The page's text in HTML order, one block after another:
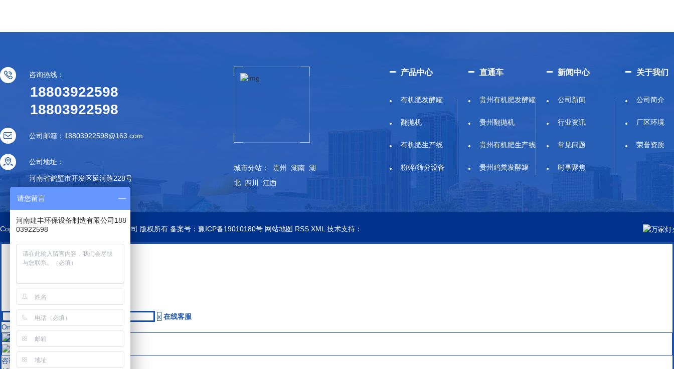
咨询热线：
18803922598
18803922598
公司邮箱：18803922598@163.com
公司地址：
河南省鹤壁市开发区延河路228号
城市分站 ： 贵州 湖南 湖
北 四川 江西
产品中心
有机肥发酵罐
翻抛机
有机肥生产线
粉碎/筛分设备
直通车
贵州有机肥发酵罐
贵州翻抛机
贵州有机肥生产线
贵州鸡粪发酵罐
新闻中心
公司新闻
行业资讯
常见问题
时事聚焦
关于我们
公司简介
厂区环境
荣誉资质
Copyright © 河南建丰环保设备制造有限公司 版权所有 备案号： 豫ICP备19010180号 网站地图 RSS XML技术支持：
请您留言
河南建丰环保设备制造有限公司188
03922598
x 在线客服
Online Service
QQ咨询
微信二维码
咨询热线